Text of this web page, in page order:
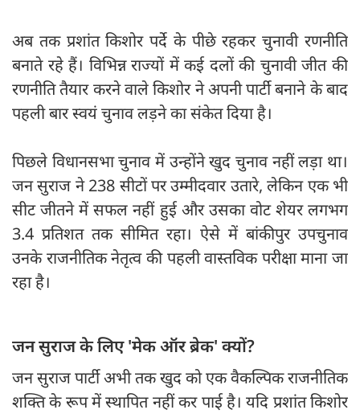
अब तक प्रशांत किशोर पर्दे के पीछे रहकर चुनावी रणनीति
बनाते रहे हैं। विभिन्न राज्यों में कई दलों की चुनावी जीत की
रणनीति तैयार करने वाले किशोर ने अपनी पार्टी बनाने के बाद
पहली बार स्वयं चुनाव लड़ने का संकेत दिया है।
पिछले विधानसभा चुनाव में उन्होंने खुद चुनाव नहीं लड़ा था।
जन सुराज ने 238 सीटों पर उम्मीदवार उतारे, लेकिन एक भी
सीट जीतने में सफल नहीं हुई और उसका वोट शेयर लगभग
3.4 प्रतिशत तक सीमित रहा। ऐसे में बांकीपुर उपचुनाव
उनके राजनीतिक नेतृत्व की पहली वास्तविक परीक्षा माना जा
रहा है।
जन सुराज के लिए 'मेक ऑर ब्रेक' क्यों?
जन सुराज पार्टी अभी तक खुद को एक वैकल्पिक राजनीतिक
शक्ति के रूप में स्थापित नहीं कर पाई है। यदि प्रशांत किशोर